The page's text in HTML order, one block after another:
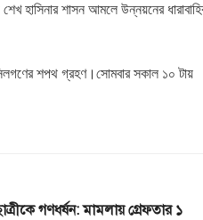
হাসিনার শাসন আমলে উন্নয়নের
শপথ গ্রহণ।সোমবার সকাল ১০ টায়
গণধর্ষন: মামলায় গ্রেফতার ১